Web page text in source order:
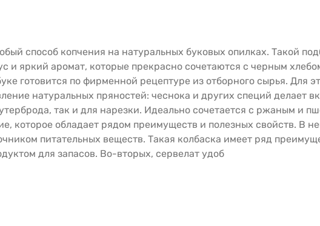
способ копчения на натуральных буковых опилках. Такой
и яркий аромат, которые прекрасно сочетаются с черным
готовится по фирменной рецептуре из отборного сырья. Для
натуральных пряностей: чеснока и других специй делает
так и для нарезки. Идеально сочетается с ржаным и
которое обладает рядом преимуществ и полезных свойств. В
питательных веществ. Такая колбаска имеет ряд
для запасов. Во-вторых, сервелат удоб